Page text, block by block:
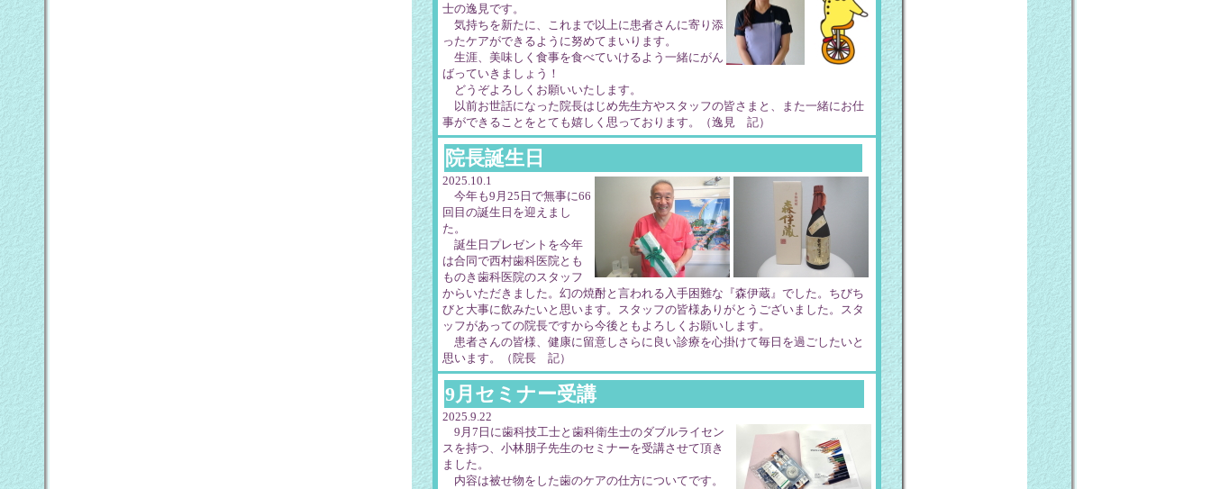
士の逸見です。
気持ちを新たに、これまで以上に患者さんに寄り添
ったケアができるように努めてまいります。
生涯、美味しく食事を食べていけるよう一緒にがん
ばっていきましょう！
どうぞよろしくお願いいたします。
以前お世話になった院長はじめ先生方やスタッフの皆さまと、また一緒にお仕
事ができることをとても嬉しく思っております。（逸見 記）
院長誕生日
2025.10.1
今年も9月25日で無事に66
回目の誕生日を迎えまし
た。
誕生日プレゼントを今年
は合同で西村歯科医院とも
ものき歯科医院のスタッフ
からいただきました。幻の焼酎と言われる入手困難な『森伊蔵』でした。ちびち
びと大事に飲みたいと思います。スタッフの皆様ありがとうございました。スタ
ッフがあっての院長ですから今後ともよろしくお願いします。
患者さんの皆様、健康に留意しさらに良い診療を心掛けて毎日を過ごしたいと
思います。（院長 記）
9月セミナー受講
2025.9.22
9月7日に歯科技工士と歯科衛生士のダブルライセン
スを持つ、小林朋子先生のセミナーを受講させて頂き
ました。
内容は被せ物をした歯のケアの仕方についてです。